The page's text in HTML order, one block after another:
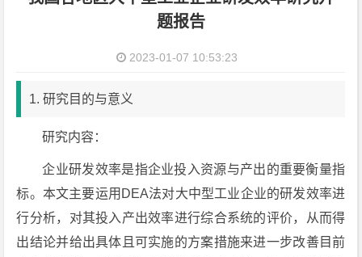
题报告
2023-01-07 10:53:23
1. 研究目的与意义
研究内容：
企业研发效率是指企业投入资源与产出的重要衡量指
标。本文主要运用DEA法对大中型工业企业的研发效率进
行分析，对其投入产出效率进行综合系统的评价，从而得
出结论并给出具体且可实施的方案措施来进一步改善目前